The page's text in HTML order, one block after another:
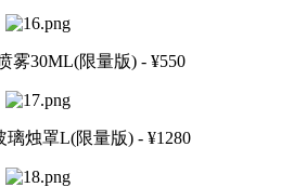
雾30ML(限量版) - ¥550
烛罩L(限量版) - ¥1280